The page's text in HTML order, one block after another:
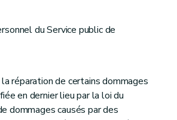
du Service public de
réparation de certains dommages
en dernier lieu par la loi du
dommages causés par des